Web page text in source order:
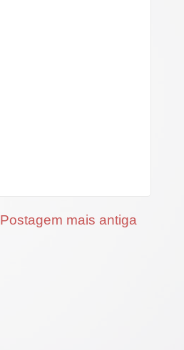
Postagem mais antiga